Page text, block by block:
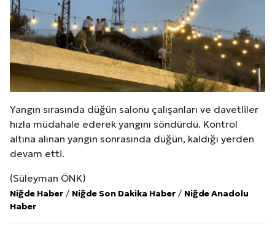
Yangın sırasında düğün salonu çalışanları ve davetliler
hızla müdahale ederek yangını söndürdü. Kontrol
altına alınan yangın sonrasında düğün, kaldığı yerden
devam etti.
(Süleyman ÖNK)
Niğde Haber / Niğde Son Dakika Haber / Niğde Anadolu
Haber